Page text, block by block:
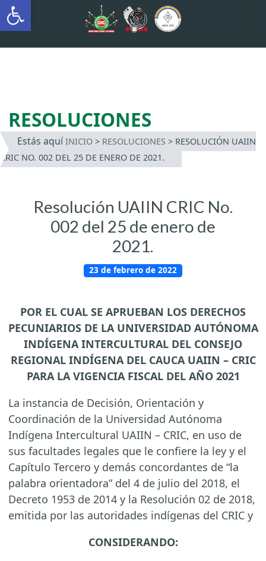
Saltar
al
INTERCULTURAL
RESOLUCIONES
Estás aquí INICIO> RESOLUCIONES > RESOLUCIÓN UAIIN
CRIC NO. 002 DEL 25 DE ENERO DE 2021.
Resolución UAIIN CRIC No.
002 del 25 de enero de
2021.
23 de febrero de 2022
POR EL CUAL SE APRUEBAN LOS DERECHOS
PECUNIARIOS DE LA UNIVERSIDAD AUTÓNOMA
INDÍGENA INTERCULTURAL DEL CONSEJO
REGIONAL INDÍGENA DEL CAUCA UAIIN – CRIC
PARA LA VIGENCIA FISCAL DEL AÑO 2021
La instancia de Decisión, Orientación y
Coordinación de la Universidad Autónoma
Indígena Intercultural UAIIN – CRIC, en uso de
sus facultades legales que le confiere la ley y el
Capítulo Tercero y demás concordantes de “la
palabra orientadora” del 4 de julio del 2018, el
Decreto 1953 de 2014 y la Resolución 02 de 2018,
emitida por las autoridades indígenas del CRIC y
CONSIDERANDO: